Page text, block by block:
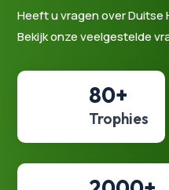
Heeft u vragen over Duitse
Bekijk onze veelgestelde
80+
Trophies